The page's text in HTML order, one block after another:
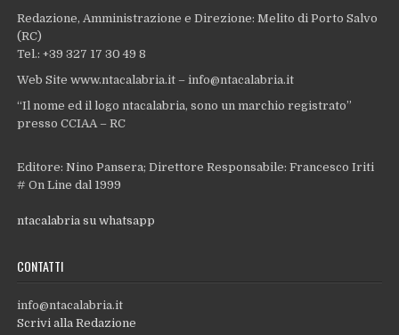
Redazione, Amministrazione e Direzione: Melito di Porto Salvo
(RC)
Tel.: +39 327 17 30 49 8
Web Site www.ntacalabria.it – info@ntacalabria.it
“Il nome ed il logo ntacalabria, sono un marchio registrato”
presso CCIAA – RC
Editore: Nino Pansera; Direttore Responsabile: Francesco Iriti
# On Line dal 1999
ntacalabria su whatsapp
CONTATTI
info@ntacalabria.it
Scrivi alla Redazione